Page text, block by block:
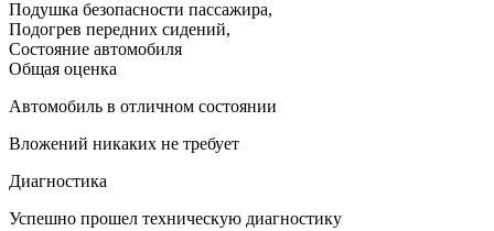
Подушка безопасности пассажира,
Подогрев передних сидений,
Состояние автомобиля
Общая оценка
Автомобиль в отличном состоянии
Вложений никаких не требует
Диагностика
Успешно прошел техническую диагностику